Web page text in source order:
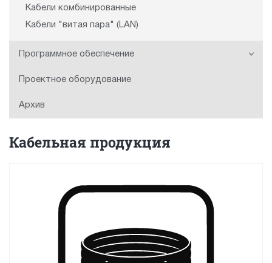
Кабели комбинированные
Кабели "витая пара" (LAN)
Программное обеспечение
Проектное оборудование
Архив
Кабельная продукция